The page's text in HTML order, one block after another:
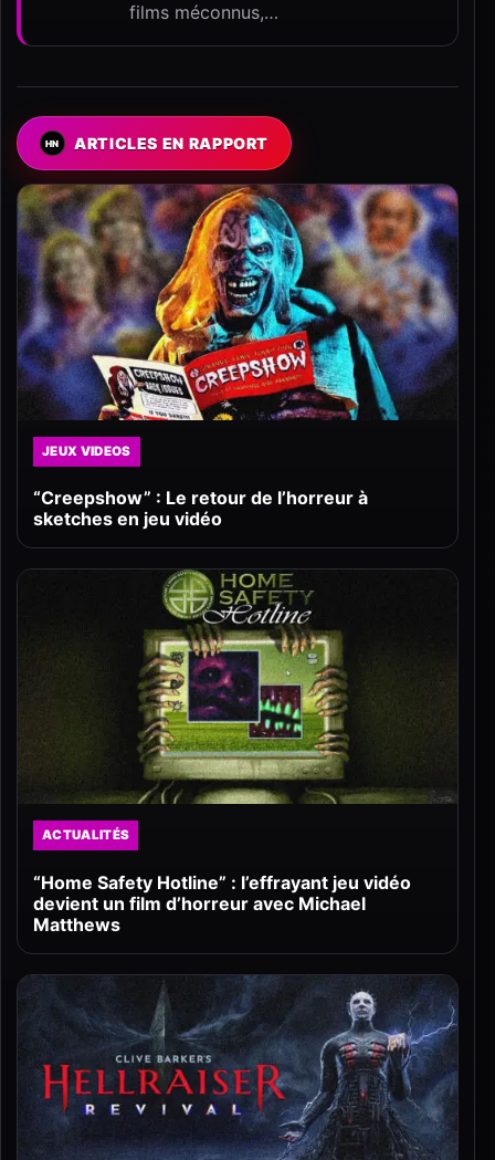
films méconnus,…
ARTICLES EN RAPPORT
JEUX VIDEOS
“Creepshow” : Le retour de l’horreur à
sketches en jeu vidéo
ACTUALITÉS
“Home Safety Hotline” : l’effrayant jeu vidéo
devient un film d’horreur avec Michael
Matthews